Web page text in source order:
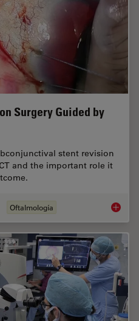
Surgery Guided by
stent revision
and the important role it
Oftalmología